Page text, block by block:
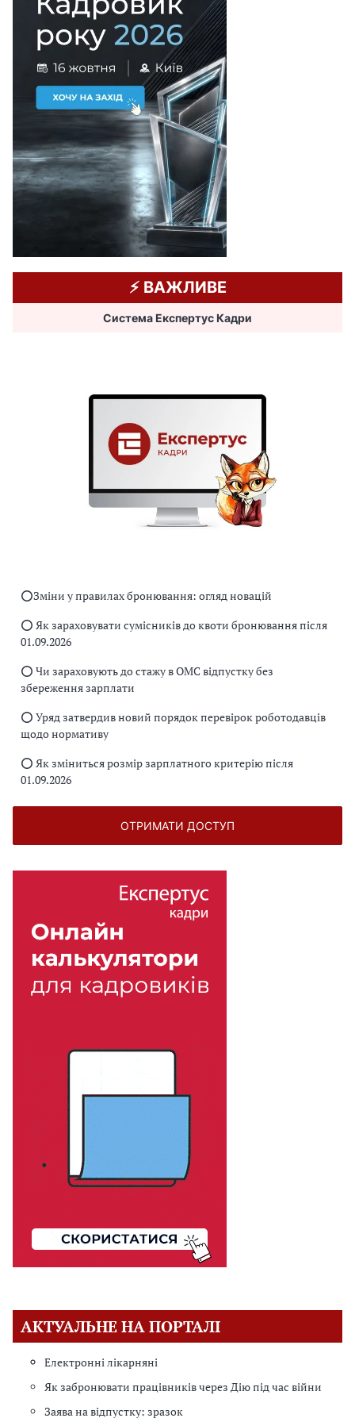
⚡️ ВАЖЛИВЕ
Система Експертус Кадри
⭕️Зміни у правилах бронювання: огляд новацій
⭕️ Як зараховувати сумісників до квоти бронювання після
01.09.2026
⭕️ Чи зараховують до стажу в ОМС відпустку без
збереження зарплати
⭕️ Уряд затвердив новий порядок перевірок роботодавців
щодо нормативу
⭕️ Як зміниться розмір зарплатного критерію після
01.09.2026
ОТРИМАТИ ДОСТУП
АКТУАЛЬНЕ НА ПОРТАЛІ
Електронні лікарняні
Як забронювати працівників через Дію під час війни
Заява на відпустку: зразок